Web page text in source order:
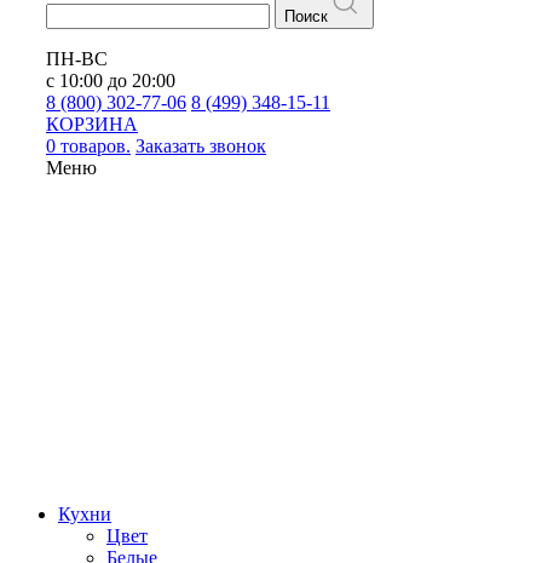
Поиск
ПН-ВС
с 10:00 до 20:00
8 (800) 302-77-06 8 (499) 348-15-11
КОРЗИНА
0 товаров. Заказать звонок
Меню
Кухни
Цвет
Белые